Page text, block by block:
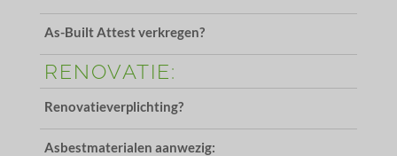
As-Built Attest verkregen?
RENOVATIE:
Renovatieverplichting?
Asbestmaterialen aanwezig: